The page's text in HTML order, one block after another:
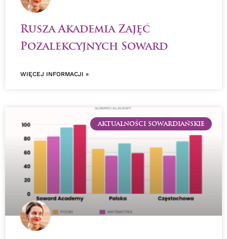
Rusza Akademia Zajęć
Pozalekcyjnych Soward
WIĘCEJ INFORMACJI »
AKTUALNOŚCI SOWARDIAŃSKIE